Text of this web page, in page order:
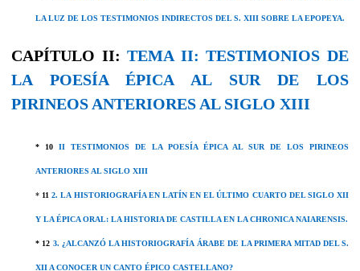
LA LUZ DE LOS TESTIMONIOS INDIRECTOS DEL S. XIII SOBRE LA EPOPEYA.
CAPÍTULO II:TEMA II: TESTIMONIOS DE
LA POESÍA ÉPICA AL SUR DE LOS
PIRINEOS ANTERIORES AL SIGLO XIII
* 10 II TESTIMONIOS DE LA POESÍA ÉPICA AL SUR DE LOS PIRINEOS
ANTERIORES AL SIGLO XIII
* 112. LA HISTORIOGRAFÍA EN LATÍN EN EL ÚLTIMO CUARTO DEL SIGLO XII
Y LA ÉPICA ORAL: LA HISTORIA DE CASTILLA EN LA CHRONICA NAIARENSIS.
* 12 3. ¿ALCANZÓ LA HISTORIOGRAFÍA ÁRABE DE LA PRIMERA MITAD DEL S.
XII A CONOCER UN CANTO ÉPICO CASTELLANO?